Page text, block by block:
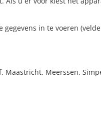
in te voeren
Meerssen,